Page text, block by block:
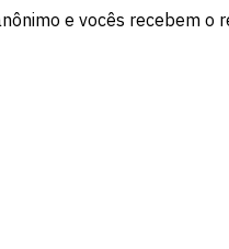
e vocês recebem o